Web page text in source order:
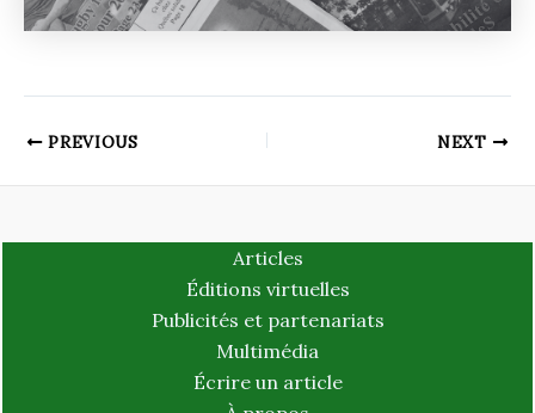
PREVIOUS NEXT
Articles
Éditions virtuelles
Publicités et partenariats
Multimédia
Écrire un article